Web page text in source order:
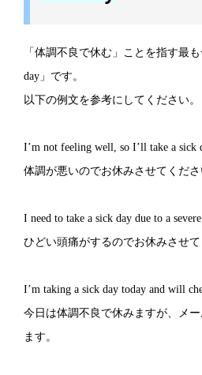
「体調不良で休む」ことを指す最
day」です。
以下の例文を参考にしてください。
I’m not feeling well, so I’ll take a sick
体調が悪いのでお休みさせてくださ
I need to take a sick day due to a severe
ひどい頭痛がするのでお休みさせて
I’m taking a sick day today and will
今日は体調不良で休みますが、メ
ます。